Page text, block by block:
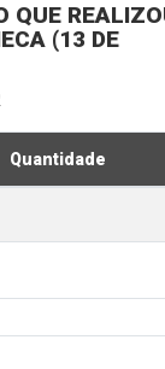
QUE
(13 DE
Quantidade